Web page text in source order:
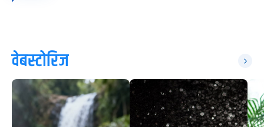
वेबस्टोरिज